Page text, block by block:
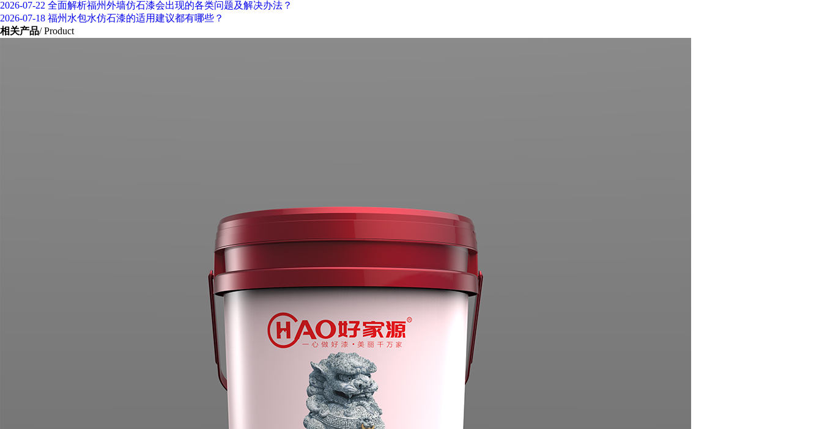
2026-07-22 全面解析福州外墙仿石漆会出现的各类问题及解决办法？
2026-07-18 福州水包水仿石漆的适用建议都有哪些？
相关产品/ Product